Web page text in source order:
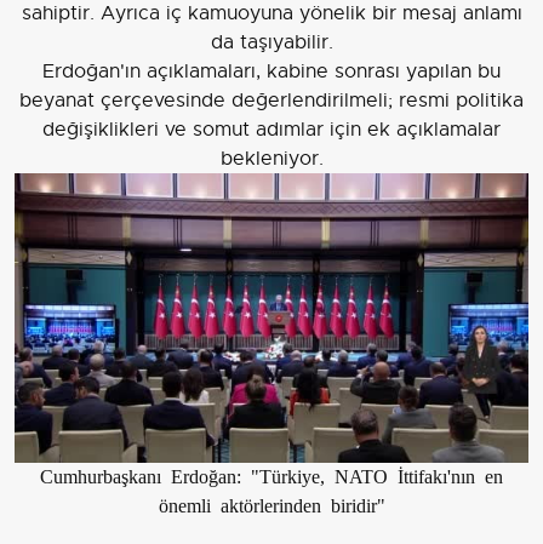
sahiptir. Ayrıca iç kamuoyuna yönelik bir mesaj anlamı
da taşıyabilir.
Erdoğan'ın açıklamaları, kabine sonrası yapılan bu
beyanat çerçevesinde değerlendirilmeli; resmi politika
değişiklikleri ve somut adımlar için ek açıklamalar
bekleniyor.
Cumhurbaşkanı Erdoğan: "Türkiye, NATO İttifakı'nın en
önemli aktörlerinden biridir"